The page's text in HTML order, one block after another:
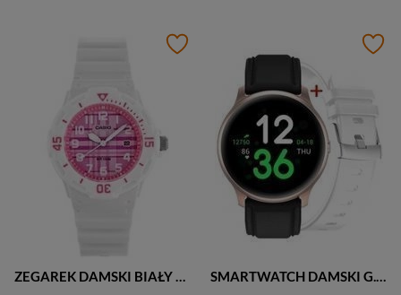
ZEGAREK DAMSKI BIAŁY CASIO LRW-200H 4CVDF (zd557l) SMARTWATCH DAMSKI G. Rossi G.RSF1-4C2-1 rosegold/black + dodatkowy PASEK (sg003b)